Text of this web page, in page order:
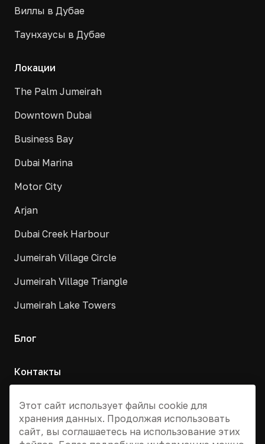
Виллы в Дубае
Таунхаусы в Дубае
Локации
The Palm Jumeirah
Downtown Dubai
Business Bay
Dubai Marina
Motor City
Arjan
Dubai Creek Harbour
Jumeirah Village Circle
Jumeirah Village Triangle
Jumeirah Lake Towers
Блог
Контакты
+7 495 955 13 12
Этот сайт использует файлы cookie для
хранения данных. Продолжая использовать
сайт, вы соглашаетесь на использование этих